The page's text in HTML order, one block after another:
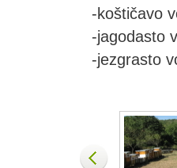
-koštičavo
-jagodasto
-jezgrasto